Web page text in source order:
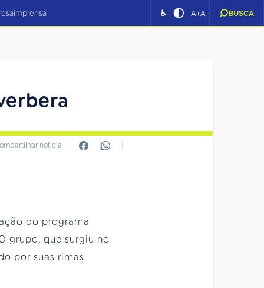
imprensa ♿| |A+A- BUSCA
notícia
do programa
grupo, que surgiu no
por suas rimas